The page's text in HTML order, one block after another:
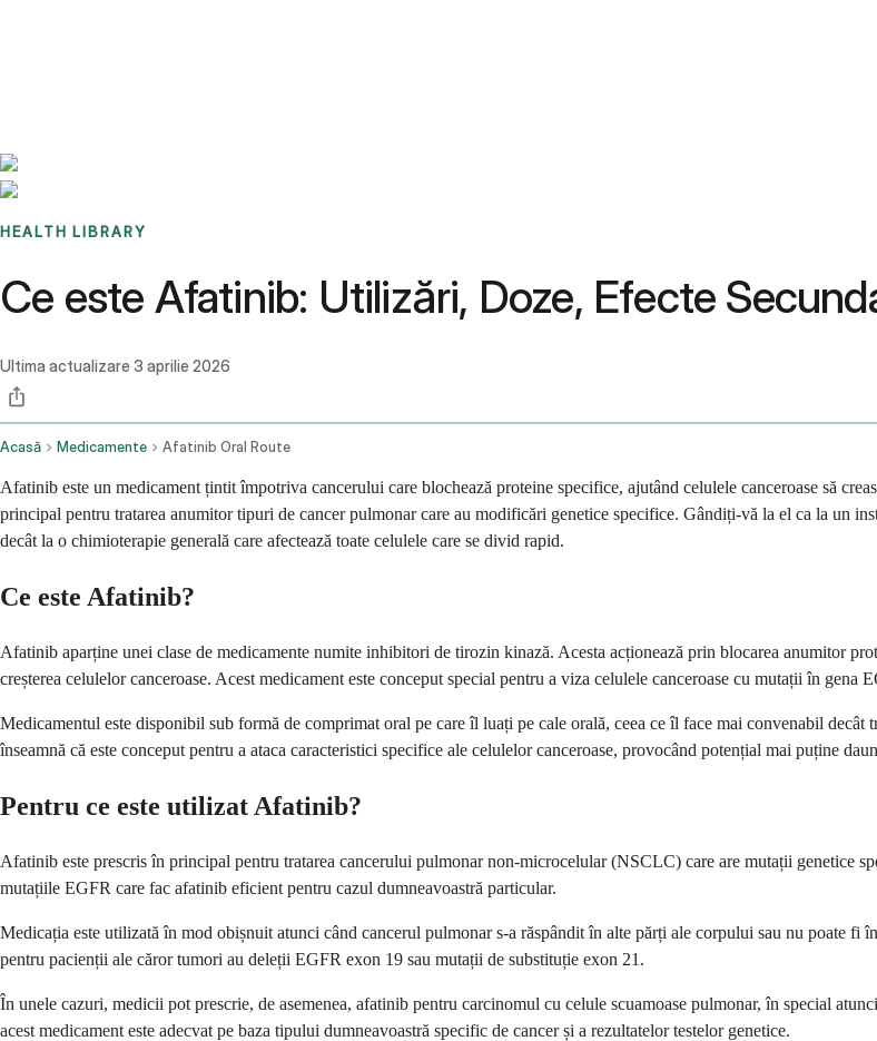
HEALTH LIBRARY
Ce este Afatinib: Utilizări, Doze, Efecte
Ultima actualizare 3 aprilie 2026
Acasă Medicamente Afatinib Oral Route
Afatinib este un medicament țintit împotriva cancerului care blochează proteine specifice, ajutând celulele canceroase să
principal pentru tratarea anumitor tipuri de cancer pulmonar care au modificări genetice specifice. Gândiți-vă la el ca la un
decât la o chimioterapie generală care afectează toate celulele care se divid rapid.
Ce este Afatinib?
Afatinib aparține unei clase de medicamente numite inhibitori de tirozin kinază. Acesta acționează prin blocarea anumitor
creșterea celulelor canceroase. Acest medicament este conceput special pentru a viza celulele canceroase cu mutații în gena
Medicamentul este disponibil sub formă de comprimat oral pe care îl luați pe cale orală, ceea ce îl face mai convenabil decât
înseamnă că este conceput pentru a ataca caracteristici specifice ale celulelor canceroase, provocând potențial mai puține
Pentru ce este utilizat Afatinib?
Afatinib este prescris în principal pentru tratarea cancerului pulmonar non-microcelular (NSCLC) care are mutații genetice
mutațiile EGFR care fac afatinib eficient pentru cazul dumneavoastră particular.
Medicația este utilizată în mod obișnuit atunci când cancerul pulmonar s-a răspândit în alte părți ale corpului sau nu poate fi
pentru pacienții ale căror tumori au deleții EGFR exon 19 sau mutații de substituție exon 21.
În unele cazuri, medicii pot prescrie, de asemenea, afatinib pentru carcinomul cu celule scuamoase pulmonar, în special
acest medicament este adecvat pe baza tipului dumneavoastră specific de cancer și a rezultatelor testelor genetice.